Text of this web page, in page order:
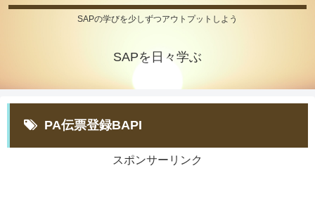
SAPの学びを少しずつアウトプットしよう
SAPを日々学ぶ
PA伝票登録BAPI
スポンサーリンク